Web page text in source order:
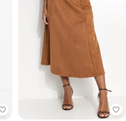
Quintess - Saia (Azul Claro)